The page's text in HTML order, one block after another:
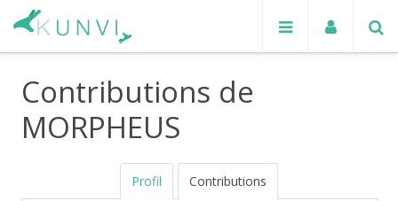
Contributions de
MORPHEUS
Profil Contributions